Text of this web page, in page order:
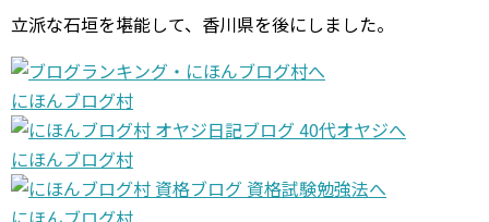
立派な石垣を堪能して、香川県を後にしました。
にほんブログ村
にほんブログ村